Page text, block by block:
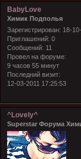
BabyLove
Химик Подполья
Зарегистрирован: 18-
Приглашений: 0
Сообщений: 11
Провел на форуме:
9 часов 55 минут
Последний визит:
12-03-2011 17:25:53
^Lovely^
Superstar Форума